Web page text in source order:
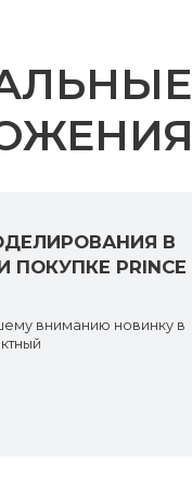
В
PRINCE
вниманию новинку в